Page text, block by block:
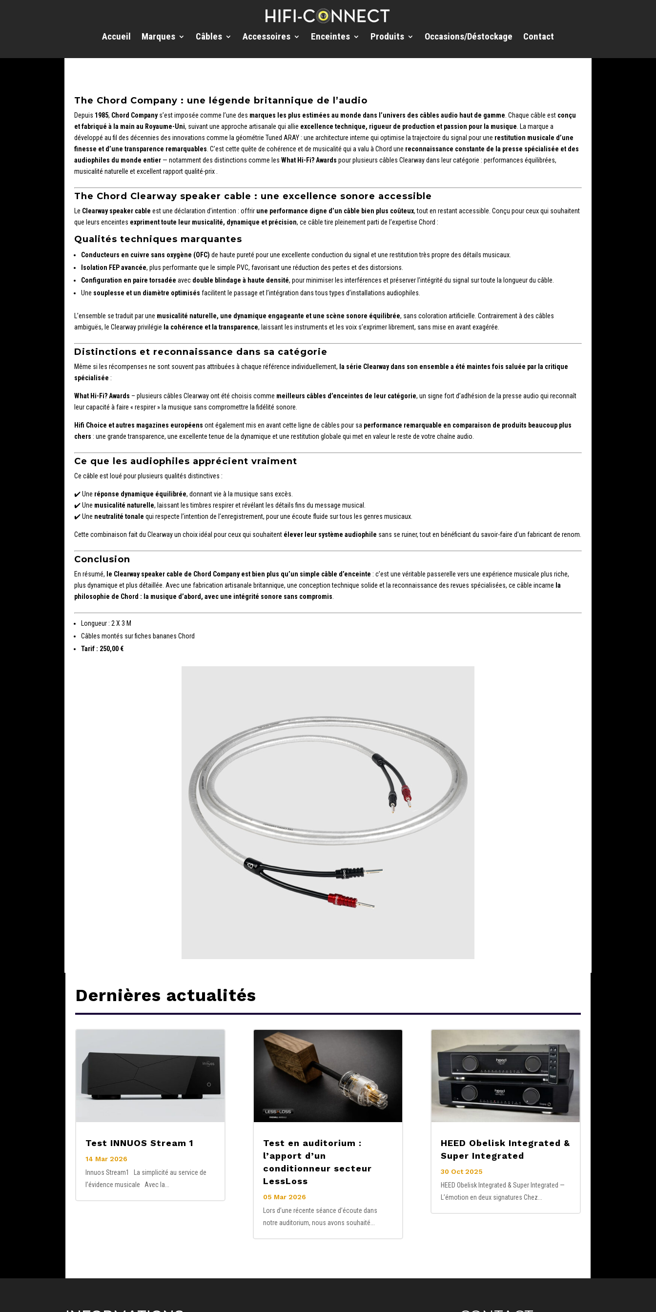
Accueil Marques Câbles Accessoires Enceintes Produits Occasions/Déstockage Contact
The Chord Company : une légende britannique de l’audio
Depuis 1985, Chord Companys’est imposée comme l’une des marques les plus estimées au monde dans l’univers des câbles audio haut de gamme. Chaque câble est conçu
et fabriqué à la main au Royaume-Uni, suivant une approche artisanale qui allie excellence technique, rigueur de production et passion pour la musique. La marque a
développé au fil des décennies des innovations comme la géométrie Tuned ARAY : une architecture interne qui optimise la trajectoire du signal pour une restitution musicale d’une
finesse et d’une transparence remarquables. C’est cette quête de cohérence et de musicalité qui a valu à Chord une reconnaissance constante de la presse spécialisée et des
audiophiles du monde entier — notamment des distinctions comme les What Hi-Fi? Awards pour plusieurs câbles Clearway dans leur catégorie : performances équilibrées,
musicalité naturelle et excellent rapport qualité-prix .
The Chord Clearway speaker cable : une excellence sonore accessible
Le Clearway speaker cable est une déclaration d’intention : offrir une performance digne d’un câble bien plus coûteux, tout en restant accessible. Conçu pour ceux qui souhaitent
que leurs enceintes expriment toute leur musicalité, dynamique et précision, ce câble tire pleinement parti de l’expertise Chord :
Qualités techniques marquantes
Conducteurs en cuivre sans oxygène (OFC) de haute pureté pour une excellente conduction du signal et une restitution très propre des détails musicaux.
Isolation FEP avancée, plus performante que le simple PVC, favorisant une réduction des pertes et des distorsions.
Configuration en paire torsadée avec double blindage à haute densité, pour minimiser les interférences et préserver l’intégrité du signal sur toute la longueur du câble.
Une souplesse et un diamètre optimisés facilitent le passage et l’intégration dans tous types d’installations audiophiles.
L’ensemble se traduit par une musicalité naturelle, une dynamique engageante et une scène sonore équilibrée, sans coloration artificielle. Contrairement à des câbles
ambiguës, le Clearway privilégie la cohérence et la transparence, laissant les instruments et les voix s’exprimer librement, sans mise en avant exagérée.
Distinctions et reconnaissance dans sa catégorie
Même si les récompenses ne sont souvent pas attribuées à chaque référence individuellement, la série Clearway dans son ensemble a été maintes fois saluée par la critique
spécialisée :
What Hi-Fi? Awards – plusieurs câbles Clearway ont été choisis comme meilleurs câbles d’enceintes de leur catégorie, un signe fort d’adhésion de la presse audio qui reconnaît
leur capacité à faire « respirer » la musique sans compromettre la fidélité sonore.
Hifi Choice et autres magazines européens ont également mis en avant cette ligne de câbles pour sa performance remarquable en comparaison de produits beaucoup plus
chers : une grande transparence, une excellente tenue de la dynamique et une restitution globale qui met en valeur le reste de votre chaîne audio.
Ce que les audiophiles apprécient vraiment
Ce câble est loué pour plusieurs qualités distinctives :
✔️ Une réponse dynamique équilibrée, donnant vie à la musique sans excès.
✔️ Une musicalité naturelle, laissant les timbres respirer et révélant les détails fins du message musical.
✔️ Une neutralité tonale qui respecte l’intention de l’enregistrement, pour une écoute fluide sur tous les genres musicaux.
Cette combinaison fait du Clearway un choix idéal pour ceux qui souhaitent élever leur système audiophile sans se ruiner, tout en bénéficiant du savoir-faire d’un fabricant de renom.
Conclusion
En résumé, le Clearway speaker cable de Chord Company est bien plus qu’un simple câble d’enceinte : c’est une véritable passerelle vers une expérience musicale plus riche,
plus dynamique et plus détaillée. Avec une fabrication artisanale britannique, une conception technique solide et la reconnaissance des revues spécialisées, ce câble incarne la
philosophie de Chord : la musique d’abord, avec une intégrité sonore sans compromis.
Longueur : 2 X 3 M
Câbles montés sur fiches bananes Chord
Tarif : 250,00 €
Dernières actualités
Test INNUOS Stream 1
14 Mar 2026
Innuos Stream1 La simplicité au service de
l’évidence musicale Avec la...
Test en auditorium :
l’apport d’un
conditionneur secteur
LessLoss
05 Mar 2026
Lors d’une récente séance d’écoute dans
notre auditorium, nous avons souhaité...
HEED Obelisk Integrated &
Super Integrated
30 Oct 2025
HEED Obelisk Integrated & Super Integrated —
L’émotion en deux signatures Chez...